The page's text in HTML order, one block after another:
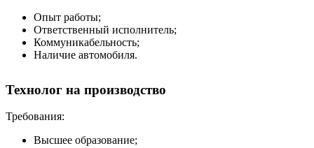
Опыт работы;
Ответственный исполнитель;
Коммуникабельность;
Наличие автомобиля.
Технолог на производство
Требования:
Высшее образование;